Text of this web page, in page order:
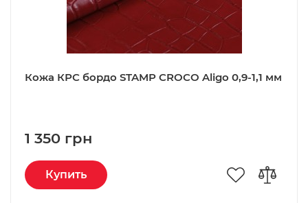
Кожа КРС бордо STAMP CROCO Aligo 0,9-1,1 мм
1 350 грн
Купить